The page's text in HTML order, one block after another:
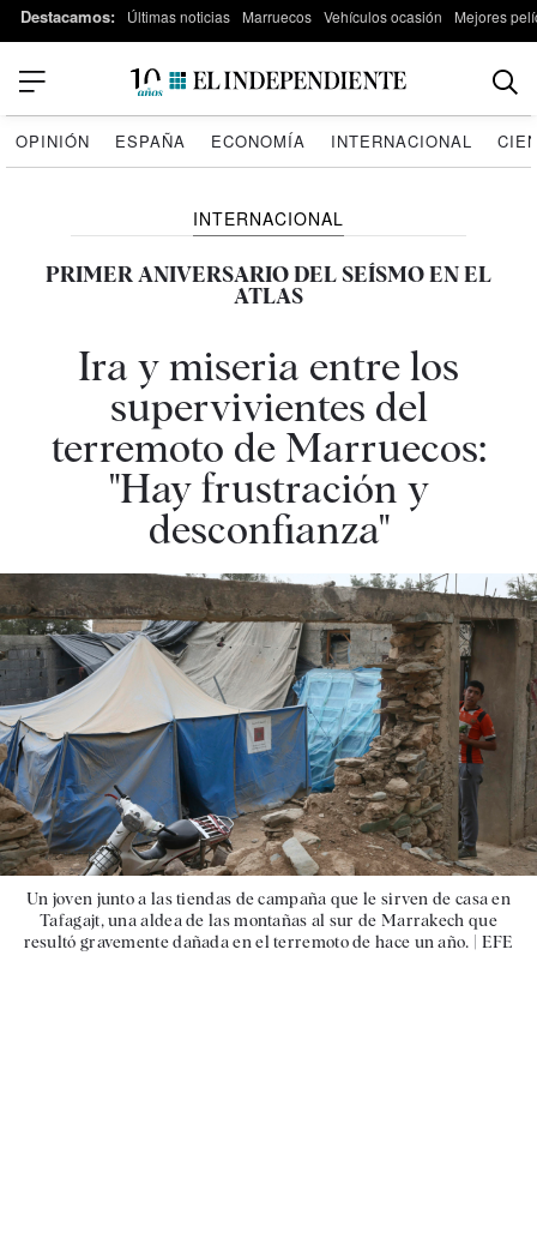
Destacamos: Últimas noticias Marruecos Vehículos ocasión Mejores
OPINIÓN ESPAÑA ECONOMÍA INTERNACIONAL
INTERNACIONAL
PRIMER ANIVERSARIO DEL SEÍSMO EN EL
ATLAS
Ira y miseria entre los
supervivientes del
terremoto de Marruecos:
"Hay frustración y
desconfianza"
Un joven junto a las tiendas de campaña que le sirven de casa en
Tafagajt, una aldea de las montañas al sur de Marrakech que
resultó gravemente dañada en el terremoto de hace un año. | EFE